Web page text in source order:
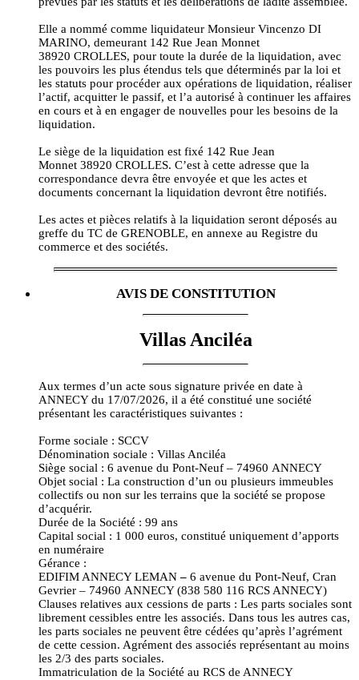
Elle a nommé comme liquidateur Monsieur Vincenzo DI
MARINO, demeurant 142 Rue Jean Monnet
38920 CROLLES, pour toute la durée de la liquidation, avec
les pouvoirs les plus étendus tels que déterminés par la loi et
les statuts pour procéder aux opérations de liquidation, réaliser
l’actif, acquitter le passif, et l’a autorisé à continuer les affaires
en cours et à en engager de nouvelles pour les besoins de la
liquidation.
Le siège de la liquidation est fixé 142 Rue Jean
Monnet 38920 CROLLES. C’est à cette adresse que la
correspondance devra être envoyée et que les actes et
documents concernant la liquidation devront être notifiés.
Les actes et pièces relatifs à la liquidation seront déposés au
greffe du TC de GRENOBLE, en annexe au Registre du
commerce et des sociétés.
AVIS DE CONSTITUTION
Villas Anciléa
Aux termes d’un acte sous signature privée en date à
ANNECY du 17/07/2026, il a été constitué une société
présentant les caractéristiques suivantes :
Forme sociale : SCCV
Dénomination sociale : Villas Anciléa
Siège social : 6 avenue du Pont-Neuf – 74960 ANNECY
Objet social : La construction d’un ou plusieurs immeubles
collectifs ou non sur les terrains que la société se propose
d’acquérir.
Durée de la Société : 99 ans
Capital social : 1 000 euros, constitué uniquement d’apports
en numéraire
Gérance :
EDIFIM ANNECY LEMAN– 6 avenue du Pont-Neuf, Cran
Gevrier – 74960 ANNECY (838 580 116 RCS ANNECY)
Clauses relatives aux cessions de parts : Les parts sociales sont
librement cessibles entre les associés. Dans tous les autres cas,
les parts sociales ne peuvent être cédées qu’après l’agrément
de cette cession. Agrément des associés représentant au moins
les 2/3 des parts sociales.
Immatriculation de la Société au RCS de ANNECY